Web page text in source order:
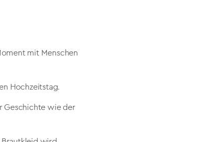
mit Menschen
Hochzeitstag.
Geschichte wie der